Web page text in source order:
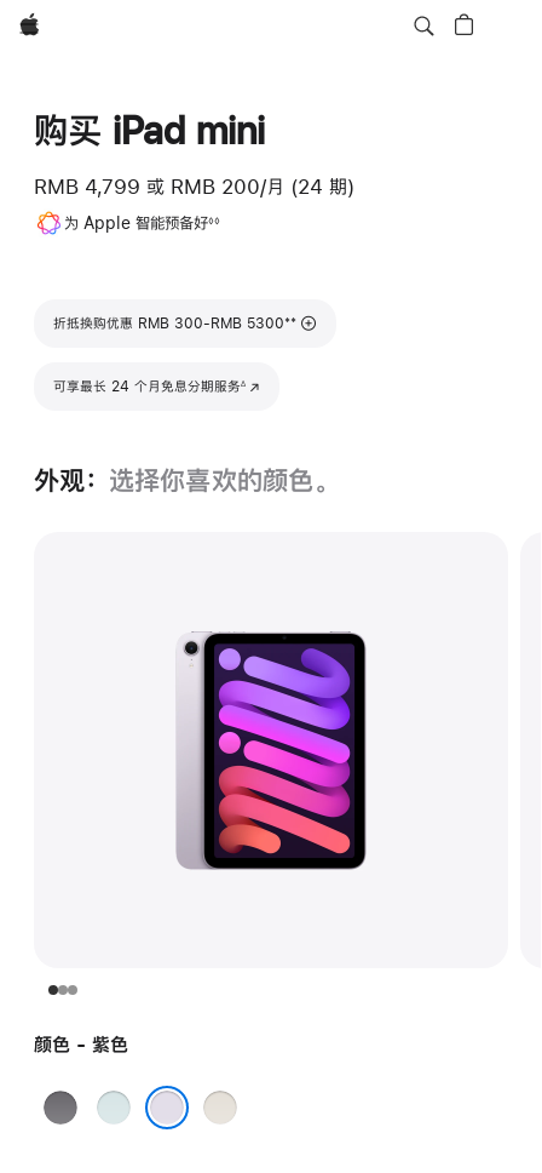
Apple
购买 iPad mini
RMB 4,799 或 RMB 200/月 (24 期)
为 Apple 智能预备好◊◊
折抵换购优惠 RMB 300-RMB 5300脚注
**
可享最长 24 个月免息分期服务∆
(在新窗口中打开)
外观： 选择你喜欢的颜色。
颜色 - 紫色
深
蓝
星